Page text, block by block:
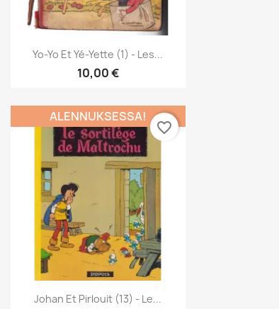
Pikakatselu
Yo-Yo Et Yé-Yette (1) - Les...
10,00 €
Pikakatselu
Johan Et Pirlouit (13) - Le...
ALENNUKSESSA!
favorite_border